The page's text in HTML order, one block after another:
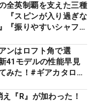
全英制覇を支えた三種
『スピンが入り過ぎな
『振りやすいシャフ
プロセッティング
ンはロフト角で選
41モデルの性能早見
みた！#ギアカタログ
え『R』が加わった！